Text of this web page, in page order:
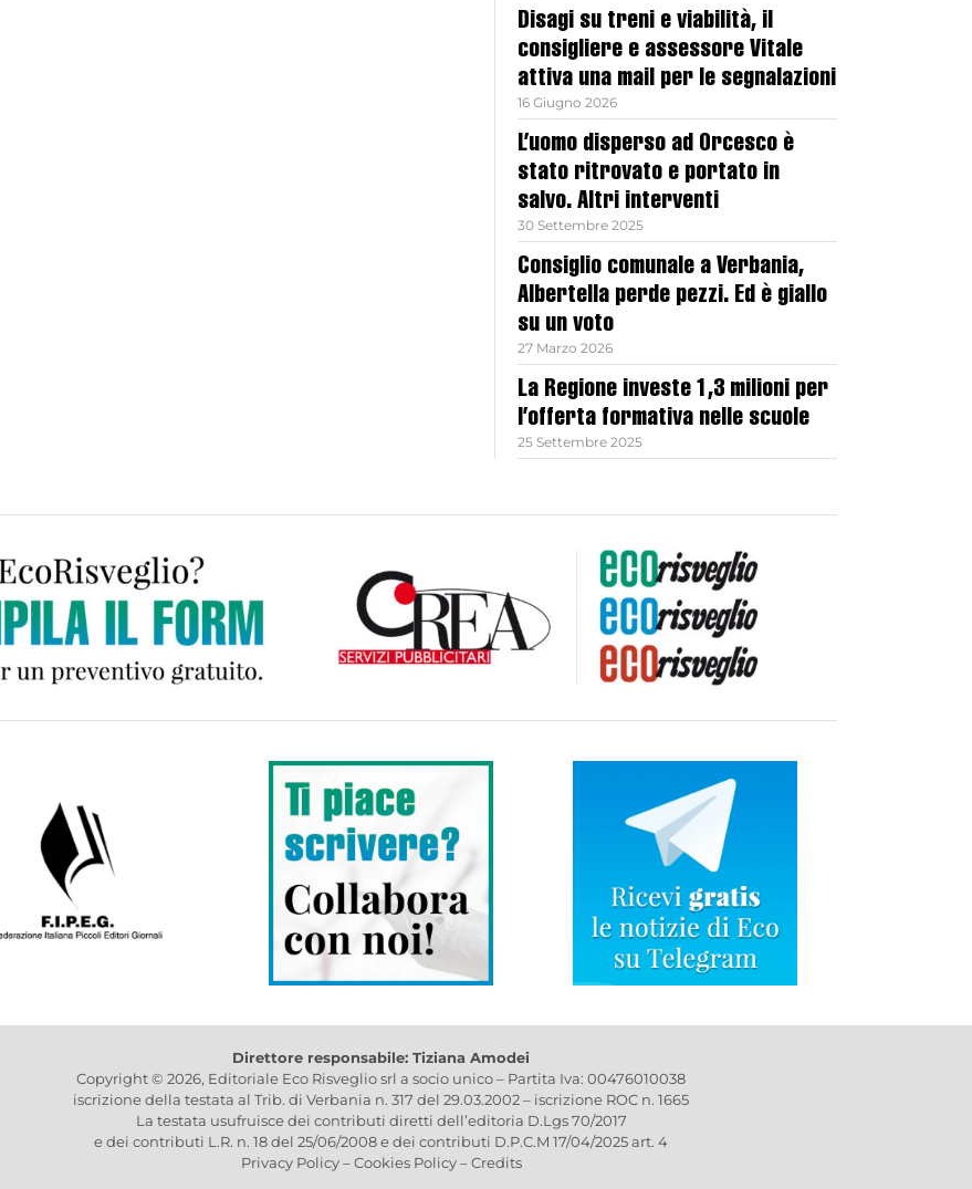
Disagi su treni e viabilità, il
consigliere e assessore Vitale
attiva una mail per le segnalazioni
16 Giugno 2026
L’uomo disperso ad Orcesco è
stato ritrovato e portato in
salvo. Altri interventi
30 Settembre 2025
Consiglio comunale a Verbania,
Albertella perde pezzi. Ed è giallo
su un voto
27 Marzo 2026
La Regione investe 1,3 milioni per
l’offerta formativa nelle scuole
25 Settembre 2025
Direttore responsabile: Tiziana Amodei
Copyright © 2026, Editoriale Eco Risveglio srl a socio unico – Partita Iva: 00476010038
iscrizione della testata al Trib. di Verbania n. 317 del 29.03.2002 – iscrizione ROC n. 1665
La testata usufruisce dei contributi diretti dell’editoria D.Lgs 70/2017
e dei contributi L.R. n. 18 del 25/06/2008 e dei contributi D.P.C.M 17/04/2025 art. 4
Privacy Policy–Cookies Policy–Credits